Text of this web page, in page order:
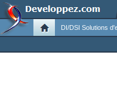
DI/DSI Solutions